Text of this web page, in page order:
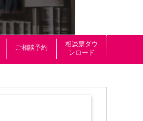
ご相談予約
相談票ダウ
ンロード